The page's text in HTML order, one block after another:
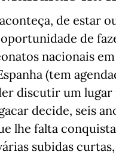
de estar
de
nacionais
(tem
discutir um
decide, seis
lhe falta
subidas